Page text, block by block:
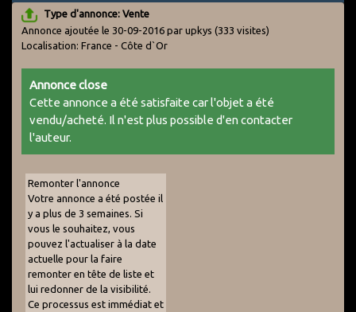
Type d'annonce: Vente
Annonce ajoutée le 30-09-2016 par upkys (333 visites)
Localisation: France - Côte d`Or
Annonce close
Cette annonce a été satisfaite car l'objet a été
vendu/acheté. Il n'est plus possible d'en contacter
l'auteur.
Remonter l'annonce
Votre annonce a été postée il
y a plus de 3 semaines. Si
vous le souhaitez, vous
pouvez l'actualiser à la date
actuelle pour la faire
remonter en tête de liste et
lui redonner de la visibilité.
Ce processus est immédiat et